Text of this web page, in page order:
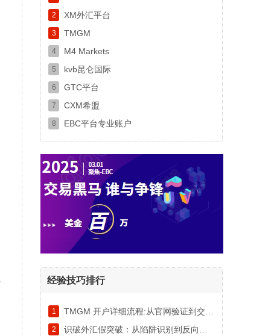
2 XM外汇平台
3 TMGM
4 M4 Markets
5 kvb昆仑国际
6 GTC平台
7 CXM希盟
8 EBC平台专业账户
经验技巧排行
1
2